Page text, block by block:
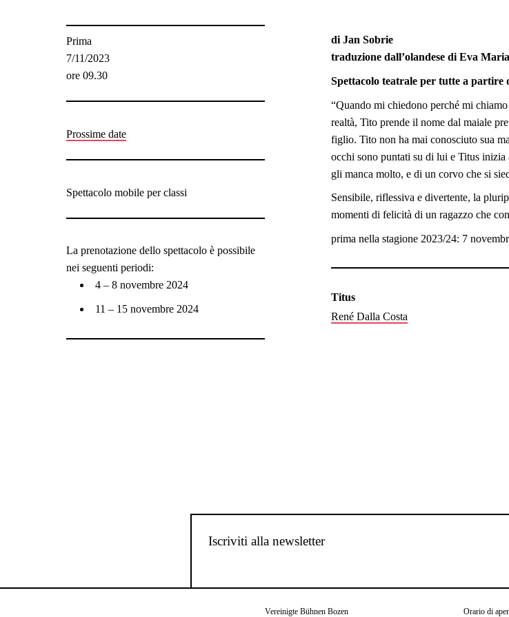
Prima
7/11/2023
ore 09.30
Prossime date
Spettacolo mobile per classi
La prenotazione dello spettacolo è possibile
nei seguenti periodi:
4 – 8 novembre 2024
11 – 15 novembre 2024
di Jan Sobrie
traduzione dall’olandese di Eva
Spettacolo teatrale per tutte a partire
“Quando mi chiedono perché mi
realtà, Tito prende il nome dal maiale
figlio. Tito non ha mai conosciuto sua
occhi sono puntati su di lui e Titus
gli manca molto, e di un corvo che si
Sensibile, riflessiva e divertente, la
momenti di felicità di un ragazzo che
prima nella stagione 2023/24: 7
Titus
René Dalla Costa
Iscriviti alla newsletter
Vereinigte Bühnen Bozen Orario di